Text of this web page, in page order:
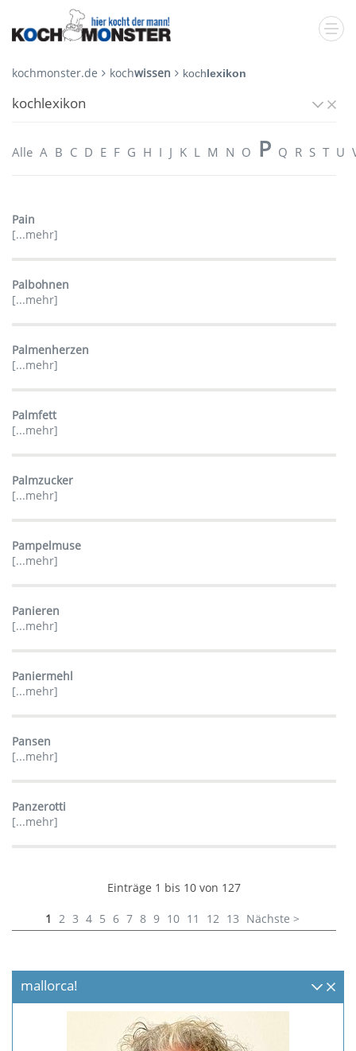
kochmonster.de kochwissen kochlexikon
kochlexikon
Alle A B C D E F G H I J K L M N O P Q R S T U
Pain
[...mehr]
Palbohnen
[...mehr]
Palmenherzen
[...mehr]
Palmfett
[...mehr]
Palmzucker
[...mehr]
Pampelmuse
[...mehr]
Panieren
[...mehr]
Paniermehl
[...mehr]
Pansen
[...mehr]
Panzerotti
[...mehr]
Einträge 1 bis 10 von 127
1 2 3 4 5 6 7 8 9 10 11 12 13 Nächste >
mallorca!